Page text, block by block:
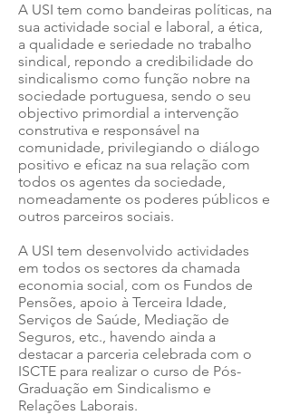
A USI tem como bandeiras políticas, na
sua actividade social e laboral, a ética,
a qualidade e seriedade no trabalho
sindical, repondo a credibilidade do
sindicalismo como função nobre na
sociedade portuguesa, sendo o seu
objectivo primordial a intervenção
construtiva e responsável na
comunidade, privilegiando o diálogo
positivo e eficaz na sua relação com
todos os agentes da sociedade,
nomeadamente os poderes públicos e
outros parceiros sociais.
A USI tem desenvolvido actividades
em todos os sectores da chamada
economia social, com os Fundos de
Pensões, apoio à Terceira Idade,
Serviços de Saúde, Mediação de
Seguros, etc., havendo ainda a
destacar a parceria celebrada com o
ISCTE para realizar o curso de Pós-
Graduação em Sindicalismo e
Relações Laborais.